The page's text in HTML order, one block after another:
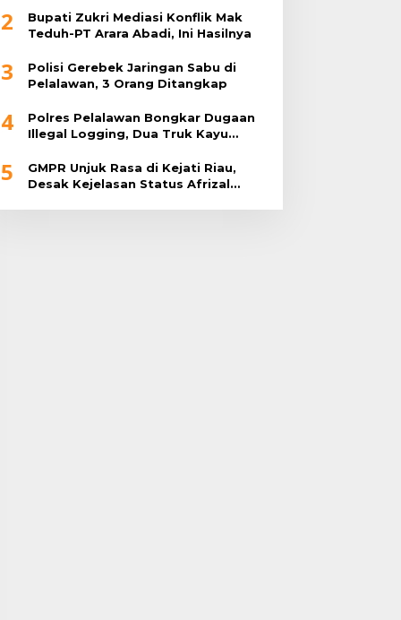
2
Bupati Zukri Mediasi Konflik Mak
Teduh-PT Arara Abadi, Ini Hasilnya
3
Polisi Gerebek Jaringan Sabu di
Pelalawan, 3 Orang Ditangkap
4
Polres Pelalawan Bongkar Dugaan
Illegal Logging, Dua Truk Kayu
5
GMPR Unjuk Rasa di Kejati Riau,
Desak Kejelasan Status Afrizal